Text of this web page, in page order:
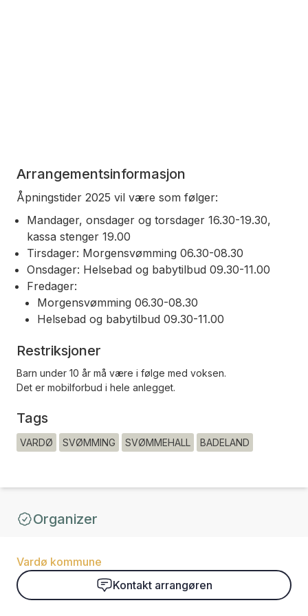
Arrangementsinformasjon
Åpningstider 2025 vil være som følger:
Mandager, onsdager og torsdager 16.30-19.30,
kassa stenger 19.00
Tirsdager: Morgensvømming 06.30-08.30
Onsdager: Helsebad og babytilbud 09.30-11.00
Fredager:
Morgensvømming 06.30-08.30
Helsebad og babytilbud 09.30-11.00
Restriksjoner
Barn under 10 år må være i følge med voksen.
Det er mobilforbud i hele anlegget.
Tags
VARDØ SVØMMING SVØMMEHALL BADELAND
Organizer
Vardø kommune
Kontakt arrangøren